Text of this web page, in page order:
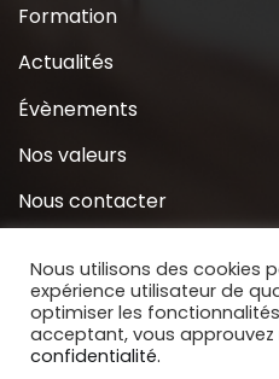
Formation
Actualités
Évènements
Nos valeurs
Nous contacter
S’inscrire à la Newsletter
Nous soutenir
Nous utilisons des cookies
expérience utilisateur de
optimiser les
acceptant, vous approuvez
confidentialité.